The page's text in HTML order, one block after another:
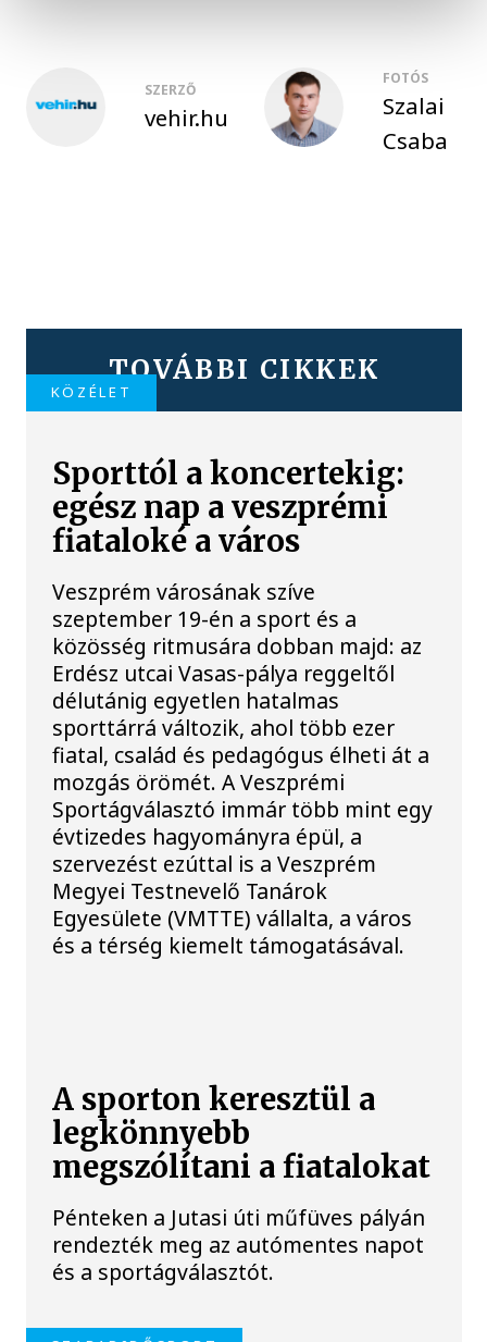
SZERZŐ
vehir.hu
FOTÓS
Szalai
Csaba
TOVÁBBI CIKKEK
KÖZÉLET
Sporttól a koncertekig:
egész nap a veszprémi
fiataloké a város
Veszprém városának szíve
szeptember 19-én a sport és a
közösség ritmusára dobban majd: az
Erdész utcai Vasas-pálya reggeltől
délutánig egyetlen hatalmas
sporttárrá változik, ahol több ezer
fiatal, család és pedagógus élheti át a
mozgás örömét. A Veszprémi
Sportágválasztó immár több mint egy
évtizedes hagyományra épül, a
szervezést ezúttal is a Veszprém
Megyei Testnevelő Tanárok
Egyesülete (VMTTE) vállalta, a város
és a térség kiemelt támogatásával.
A sporton keresztül a
legkönnyebb
megszólítani a fiatalokat
Pénteken a Jutasi úti műfüves pályán
rendezték meg az autómentes napot
és a sportágválasztót.